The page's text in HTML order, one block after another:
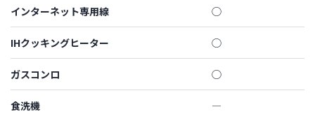
インターネット専用線 ◯
IHクッキングヒーター ◯
ガスコンロ ◯
食洗機 ―